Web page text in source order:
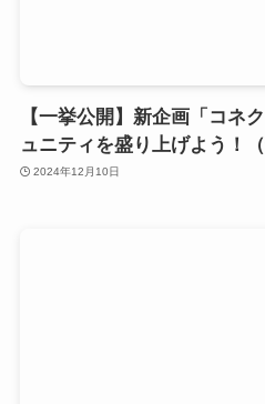
【一挙公開】新企画「コネ
ュニティを盛り上げよう！（
2024年12月10日